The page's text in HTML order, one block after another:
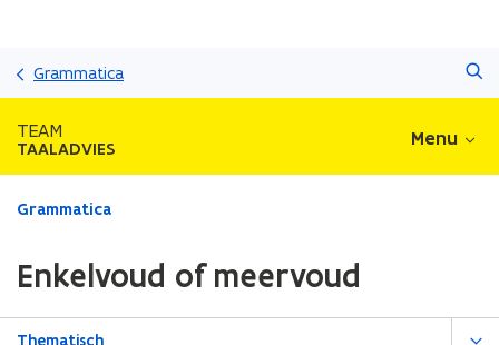
Grammatica
TEAM
TAALADVIES Menu
Gedaan
zich
Grammatica
Enkelvoud of meervoud
Thematisch